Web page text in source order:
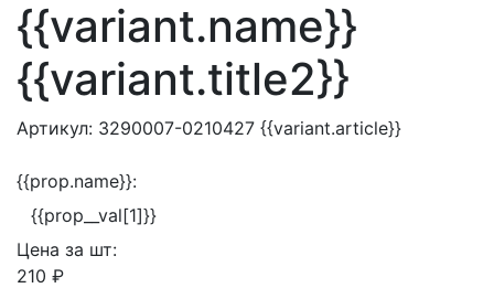
{{variant.name}}
{{variant.title2}}
Артикул: 3290007-0210427 {{variant.article}}
{{prop.name}}:
{{prop__val[1]}}
Цена за шт:
210 ₽